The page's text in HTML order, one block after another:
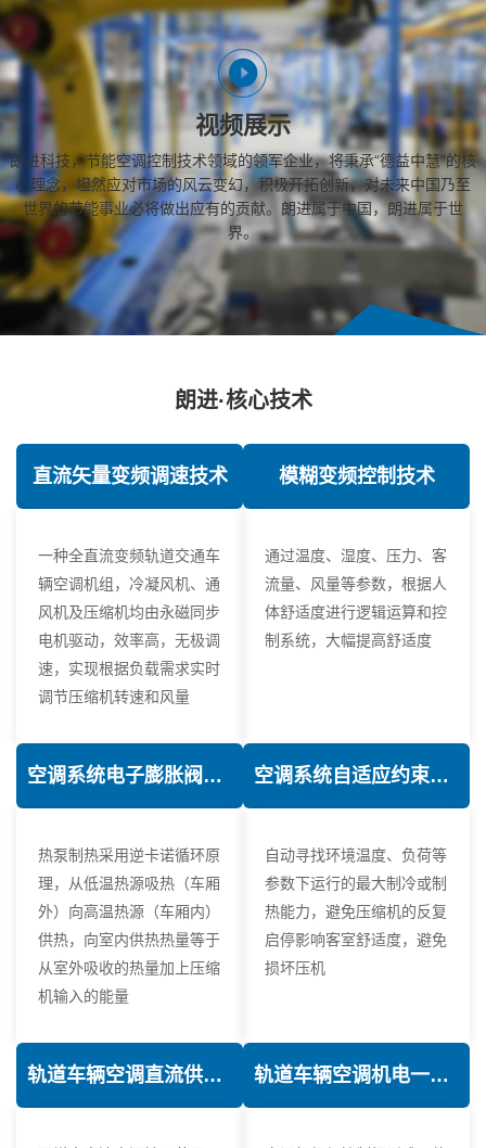
视频展示
朗进科技，节能空调控制技术领域的领军企业，将秉承“德益中慧”的核
心理念，坦然应对市场的风云变幻，积极开拓创新，对未来中国乃至
世界的节能事业必将做出应有的贡献。朗进属于中国，朗进属于世
界。
朗进·核心技术
直流矢量变频调速技术
一种全直流变频轨道交通车
辆空调机组，冷凝风机、通
风机及压缩机均由永磁同步
电机驱动，效率高，无极调
速，实现根据负载需求实时
调节压缩机转速和风量
模糊变频控制技术
通过温度、湿度、压力、客
流量、风量等参数，根据人
体舒适度进行逻辑运算和控
制系统，大幅提高舒适度
空调系统电子膨胀阀热力学优化技术
热泵制热采用逆卡诺循环原
理，从低温热源吸热（车厢
外）向高温热源（车厢内）
供热，向室内供热热量等于
从室外吸收的热量加上压缩
机输入的能量
空调系统自适应约束控制技术
自动寻找环境温度、负荷等
参数下运行的最大制冷或制
热能力，避免压缩机的反复
启停影响客室舒适度，避免
损坏压机
轨道车辆空调直流供电技术 轨道车辆空调机电一体化技术